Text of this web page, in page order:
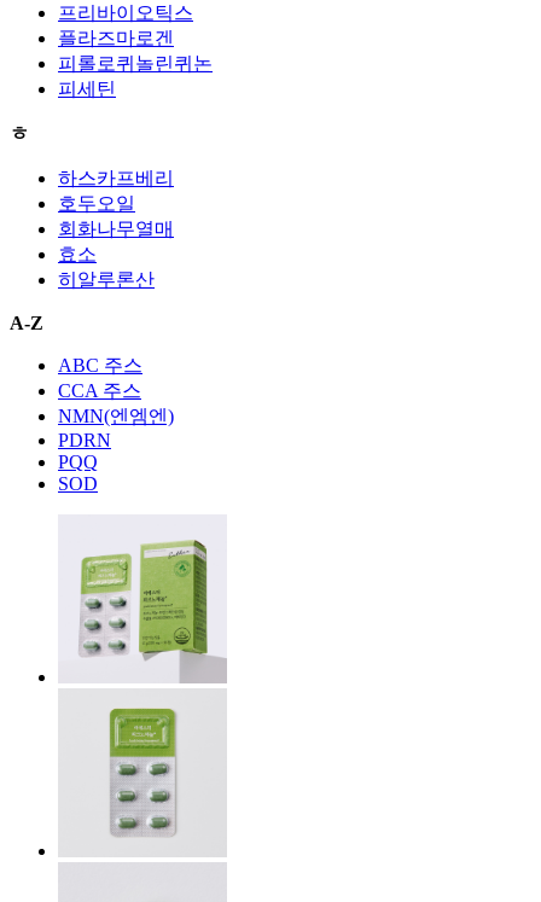
프리바이오틱스
플라즈마로겐
피롤로퀴놀린퀴논
피세틴
ㅎ
하스카프베리
호두오일
회화나무열매
효소
히알루론산
A-Z
ABC 주스
CCA 주스
NMN(엔엠엔)
PDRN
PQQ
SOD